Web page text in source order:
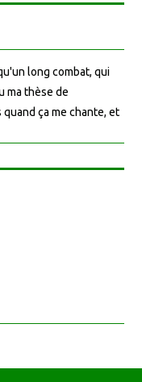
long combat, qui
ma thèse de
ça me chante, et